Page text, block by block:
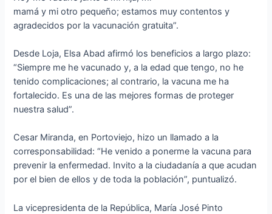
mamá y mi otro pequeño; estamos muy contentos y
agradecidos por la vacunación gratuita”.
Desde Loja, Elsa Abad afirmó los beneficios a largo plazo:
“Siempre me he vacunado y, a la edad que tengo, no he
tenido complicaciones; al contrario, la vacuna me ha
fortalecido. Es una de las mejores formas de proteger
nuestra salud”.
Cesar Miranda, en Portoviejo, hizo un llamado a la
corresponsabilidad: “He venido a ponerme la vacuna para
prevenir la enfermedad. Invito a la ciudadanía a que acudan
por el bien de ellos y de toda la población”, puntualizó.
La vicepresidenta de la República, María José Pinto